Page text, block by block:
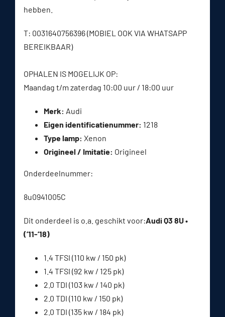
hebben.
T: 0031640756396 (MOBIEL OOK VIA WHATSAPP
BEREIKBAAR)
OPHALEN IS MOGELIJK OP:
Maandag t/m zaterdag 10:00 uur / 18:00 uur
Merk: Audi
Eigen identificatienummer: 1218
Type lamp: Xenon
Origineel / Imitatie: Origineel
Onderdeelnummer:
8u0941005C
Dit onderdeel is o.a. geschikt voor:Audi Q3 8U •
(’11-’18)
1.4 TFSI (110 kw / 150 pk)
1.4 TFSI (92 kw / 125 pk)
2.0 TDI (103 kw / 140 pk)
2.0 TDI (110 kw / 150 pk)
2.0 TDI (135 kw / 184 pk)